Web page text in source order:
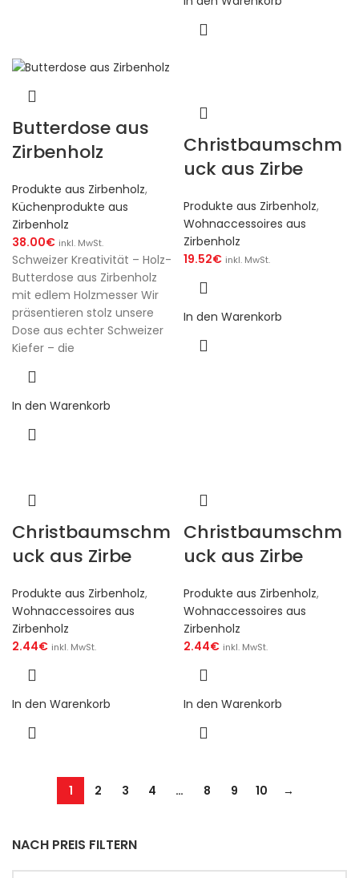
NACH PREIS FILTERN
Butterdose aus
Zirbenholz
Produkte aus Zirbenholz,
Küchenprodukte aus
Zirbenholz
38.00€ inkl. MwSt.
Schweizer Kreativität – Holz-
Butterdose aus Zirbenholz
mit edlem Holzmesser Wir
präsentieren stolz unsere
Dose aus echter Schweizer
Kiefer – die
In den Warenkorb
Christbaumschm
uck aus Zirbe
Produkte aus Zirbenholz,
Wohnaccessoires aus
Zirbenholz
19.52€ inkl. MwSt.
In den Warenkorb
Christbaumschm
uck aus Zirbe
Produkte aus Zirbenholz,
Wohnaccessoires aus
Zirbenholz
2.44€ inkl. MwSt.
In den Warenkorb
Christbaumschm
uck aus Zirbe
Produkte aus Zirbenholz,
Wohnaccessoires aus
Zirbenholz
2.44€ inkl. MwSt.
In den Warenkorb
1 2 3 4 … 8 9 10 →